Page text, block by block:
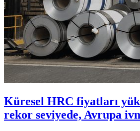
Küresel HRC fiyatları
rekor seviyede, Avrupa